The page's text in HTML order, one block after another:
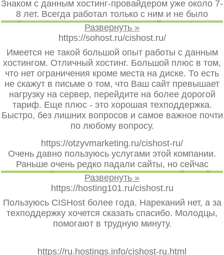
Знаком с данным хостинг-провайдером уже около 7-
8 лет. Всегда работал только с ним и не было
необходимости искать другого провайдера. Какое-то
время мне не требовались услуги хостинг-
провайдера, но сейчас появилась необходимость. И
я вернулся к cishost. Тех. поддержка работает
молниеносно, на сайте есть телефоны, по которым
можно связаться с ТП и ускорить решение вашего
вопроса. Всё вежливо и по делу. Была проблема с
тем, что тормознулся банковский перевод
(оплачивал как физик), ТП решила всё буквально за
5 минут. Далее столкнулся с проблемой по SSL-
сертификатам, и на этот раз решил задать вопрос в
тг. Ответили в течении 2-3 минут, всё доходчиво и
вежливо. Спасибо Вам за вашу работу. Я
обязательно порекомендую Ваш сервис коллегам и
друзьям. А тариф 10р/мес за 50Мб - это вообще
бомба. За всё время, сколько мои сайты были на
цисхосте, проблем с доступностью сайтов
практически не было (а это годы). Моя оценка 5 из
5!
https://sohost.ru/cishost.ru/
Имеется не такой большой опыт работы с данным
хостингом. Отличный хостинг. Большой плюс в том,
что нет ограничения кроме места на диске. То есть
не скажут в письме о том, что Ваш сайт превышает
нагрузку на сервер, перейдите на более дорогой
тариф. Еще плюс - это хорошая техподдержка.
Быстро, без лишних вопросов и самое важное почти
по любому вопросу.
https://otzyvmarketing.ru/cishost-ru/
Очень давно пользуюсь услугами этой компании.
Раньше очень редко падали сайты, но сейчас
хостинг работает как часы - очень высокий аптайм.
Также отдельным положительным словом хочу
выделить поддержку хостинга - лучше нигде не
встречал, оперативно помогают решить
возникающие вопросы. Еще огромным плюсом
вижу цены - очень низкие, сначала не верил что за
Спасибо тебе, ЦисХост!
https://hosting101.ru/cishost.ru
Пользуюсь CISHost более года. Нареканий нет, а за
техподдержку хочется сказать спасибо. Молодцы,
помогают в трудную минуту.
https://ru.hostings.info/cishost-ru.html